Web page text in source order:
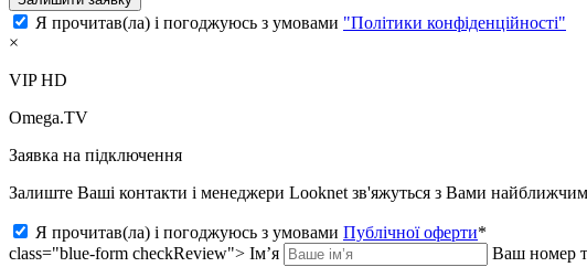
Я прочитав(ла) і погоджуюсь з умовами "Політики конфіденційності"
×
VIP HD
Omega.TV
Заявка на підключення
Залиште Ваші контакти і менеджери Looknet зв'яжуться з Вами
Я прочитав(ла) і погоджуюсь з умовами Публічної оферти*
class="blue-form checkReview"> Ім’я Ваш номер